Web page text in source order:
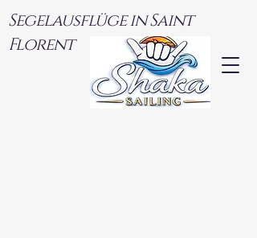
Segelausflüge in Saint
Florent